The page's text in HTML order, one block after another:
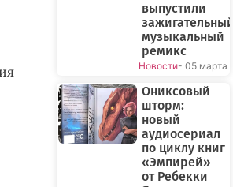
выпустили
музыкальный
ремикс
Новости- 05 марта
Ониксовый
шторм:
новый
аудиосериал
по циклу книг
«Эмпирей»
от Ребекки